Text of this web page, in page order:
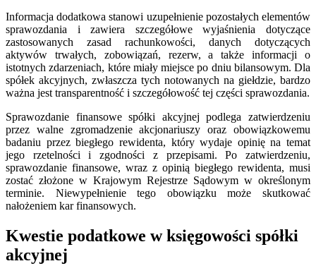
Informacja dodatkowa stanowi uzupełnienie pozostałych elementów
sprawozdania i zawiera szczegółowe wyjaśnienia dotyczące
zastosowanych zasad rachunkowości, danych dotyczących
aktywów trwałych, zobowiązań, rezerw, a także informacji o
istotnych zdarzeniach, które miały miejsce po dniu bilansowym. Dla
spółek akcyjnych, zwłaszcza tych notowanych na giełdzie, bardzo
ważna jest transparentność i szczegółowość tej części sprawozdania.
Sprawozdanie finansowe spółki akcyjnej podlega zatwierdzeniu
przez walne zgromadzenie akcjonariuszy oraz obowiązkowemu
badaniu przez biegłego rewidenta, który wydaje opinię na temat
jego rzetelności i zgodności z przepisami. Po zatwierdzeniu,
sprawozdanie finansowe, wraz z opinią biegłego rewidenta, musi
zostać złożone w Krajowym Rejestrze Sądowym w określonym
terminie. Niewypełnienie tego obowiązku może skutkować
nałożeniem kar finansowych.
Kwestie podatkowe w księgowości spółki
akcyjnej